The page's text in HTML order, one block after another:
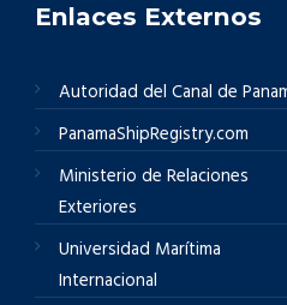
Enlaces Externos
Autoridad del Canal de
PanamaShipRegistry.com
Ministerio de Relaciones
Exteriores
Universidad Marítima
Internacional